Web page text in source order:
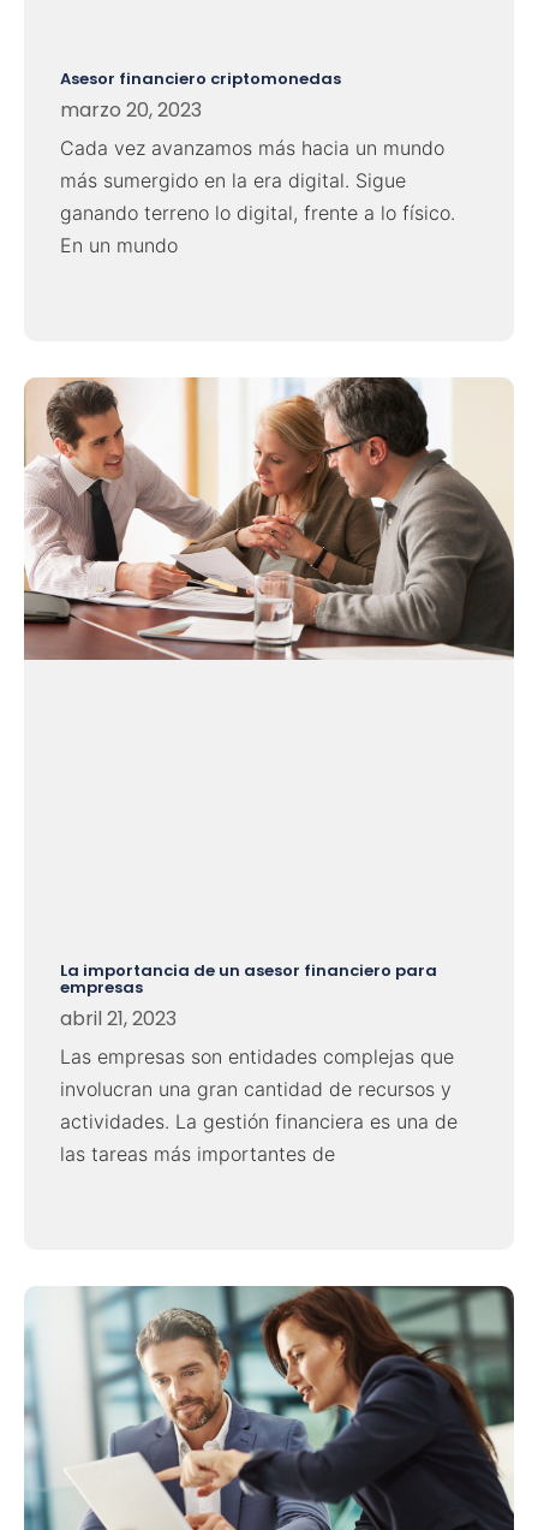
Asesor financiero criptomonedas
marzo 20, 2023
Cada vez avanzamos más hacia un mundo
más sumergido en la era digital. Sigue
ganando terreno lo digital, frente a lo físico.
En un mundo
La importancia de un asesor financiero para
empresas
abril 21, 2023
Las empresas son entidades complejas que
involucran una gran cantidad de recursos y
actividades. La gestión financiera es una de
las tareas más importantes de